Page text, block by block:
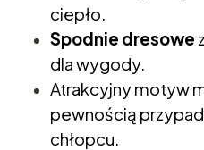
ciepło.
Spodnie dresowe
dla wygody.
Atrakcyjny motyw
pewnością
chłopcu.